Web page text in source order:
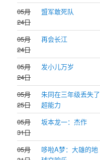
05月
24日
盟军敢死队
05月
24日
再会长江
05月
24日
发小儿万岁
05月
25日
朱同在三年级丢失了
超能力
05月
31日
坂本龙一：杰作
05月
哆啦A梦：大雄的地